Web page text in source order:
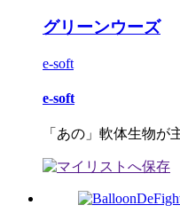
グリーンウーズ
e-soft
e-soft
「あの」軟体生物が